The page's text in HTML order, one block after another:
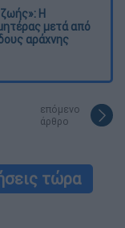
Η
μετά από
αράχνης
επόμενο
άρθρο
τώρα